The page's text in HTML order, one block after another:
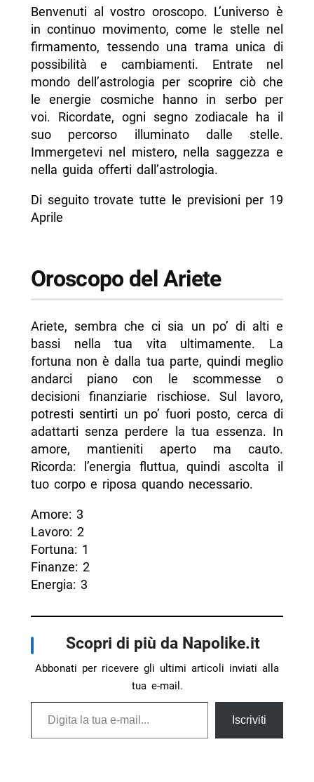
Benvenuti al vostro oroscopo. L’universo è
in continuo movimento, come le stelle nel
firmamento, tessendo una trama unica di
possibilità e cambiamenti. Entrate nel
mondo dell’astrologia per scoprire ciò che
le energie cosmiche hanno in serbo per
voi. Ricordate, ogni segno zodiacale ha il
suo percorso illuminato dalle stelle.
Immergetevi nel mistero, nella saggezza e
nella guida offerti dall’astrologia.
Di seguito trovate tutte le previsioni per 19
Aprile
Oroscopo del Ariete
Ariete, sembra che ci sia un po’ di alti e
bassi nella tua vita ultimamente. La
fortuna non è dalla tua parte, quindi meglio
andarci piano con le scommesse o
decisioni finanziarie rischiose. Sul lavoro,
potresti sentirti un po’ fuori posto, cerca di
adattarti senza perdere la tua essenza. In
amore, mantieniti aperto ma cauto.
Ricorda: l’energia fluttua, quindi ascolta il
tuo corpo e riposa quando necessario.
Amore: 3
Lavoro: 2
Fortuna: 1
Finanze: 2
Energia: 3
Scopri di più da Napolike.it
Abbonati per ricevere gli ultimi articoli inviati alla
tua e-mail.
Digita la tua e-mail...
Iscriviti